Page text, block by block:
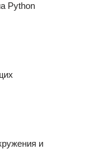
Python
и